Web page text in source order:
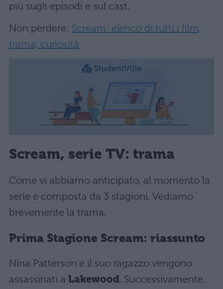
più sugli episodi e sul cast.
Non perdere: Scream: elenco di tutti i film,
trama, curiosità
Scream, serie TV: trama
Come vi abbiamo anticipato, al momento la
serie è composta da 3 stagioni. Vediamo
brevemente la trama.
Prima Stagione Scream: riassunto
Nina Patterson e il suo ragazzo vengono
assassinati a Lakewood. Successivamente,